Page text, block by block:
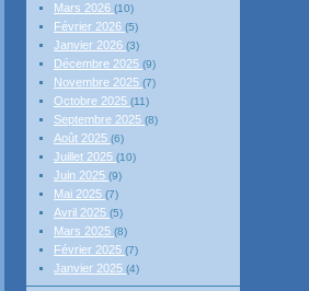
Mars 2026 (10)
Février 2026 (5)
Janvier 2026 (3)
Décembre 2025 (9)
Novembre 2025 (7)
Octobre 2025 (11)
Septembre 2025 (8)
Août 2025 (6)
Juillet 2025 (10)
Juin 2025 (9)
Mai 2025 (7)
Avril 2025 (5)
Mars 2025 (8)
Février 2025 (7)
Janvier 2025 (4)